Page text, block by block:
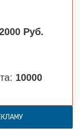
Руб.
10000